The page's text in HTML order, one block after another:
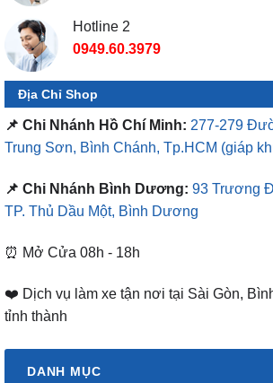
Hotline 2
0949.60.3979
Địa Chỉ Shop
📌 Chi Nhánh Hồ Chí Minh: 277-279
Trung Sơn, Bình Chánh, Tp.HCM (giáp
📌 Chi Nhánh Bình Dương: 93 Trương
TP. Thủ Dầu Một, Bình Dương
⏰ Mở Cửa 08h - 18h
❤️ Dịch vụ làm xe tận nơi tại Sài Gòn,
tỉnh thành
DANH MỤC